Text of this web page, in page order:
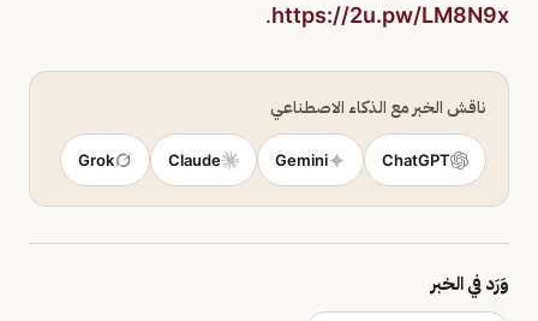
https://2u.pw/LM8N9x
.
ناقش الخبر مع الذكاء الاصطناعي
ChatGPT
Gemini
Claude
Grok
وَرَد في الخبر